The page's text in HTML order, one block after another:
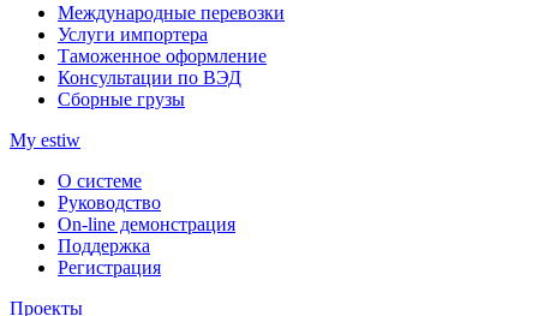
Международные перевозки
Услуги импортера
Таможенное оформление
Консультации по ВЭД
Сборные грузы
My estiw
О системе
Руководство
On-line демонстрация
Поддержка
Регистрация
Проекты